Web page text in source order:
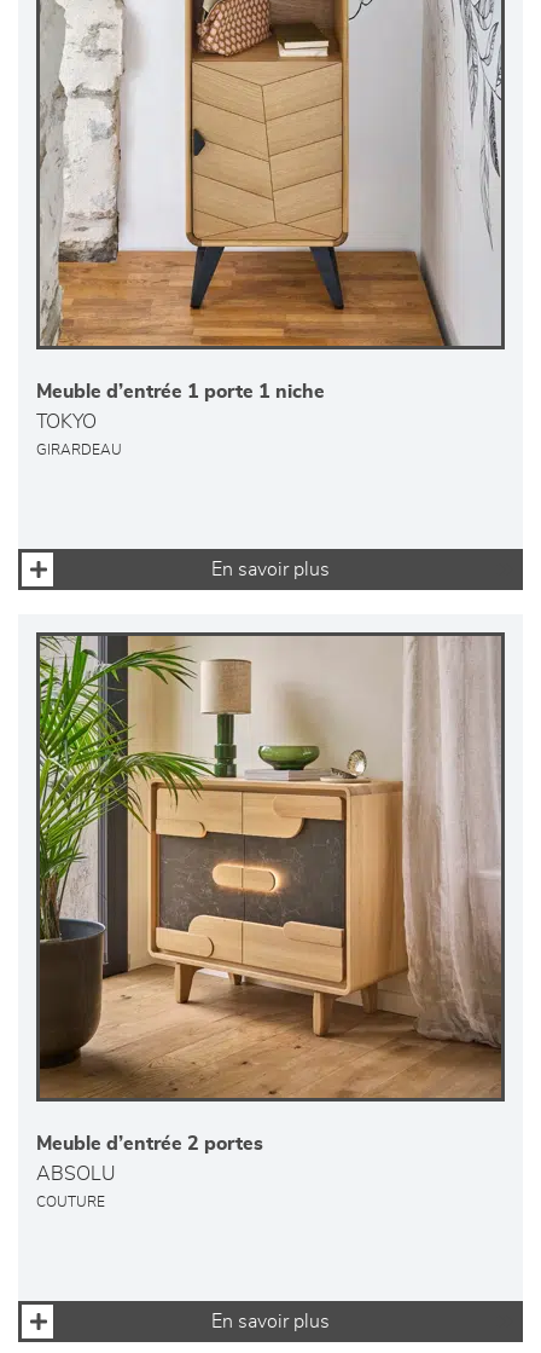
Meuble d’entrée 1 porte 1 niche
TOKYO
GIRARDEAU
En savoir plus
Meuble d’entrée 2 portes
ABSOLU
COUTURE
En savoir plus